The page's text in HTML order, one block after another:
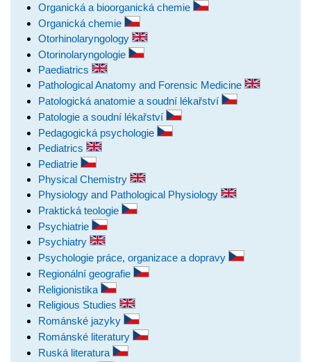
Organická a bioorganická chemie
Organická chemie
Otorhinolaryngology
Otorinolaryngologie
Paediatrics
Pathological Anatomy and Forensic Medicine
Patologická anatomie a soudní lékařství
Patologie a soudní lékařství
Pedagogická psychologie
Pediatrics
Pediatrie
Physical Chemistry
Physiology and Pathological Physiology
Praktická teologie
Psychiatrie
Psychiatry
Psychologie práce, organizace a dopravy
Regionální geografie
Religionistika
Religious Studies
Románské jazyky
Románské literatury
Ruská literatura